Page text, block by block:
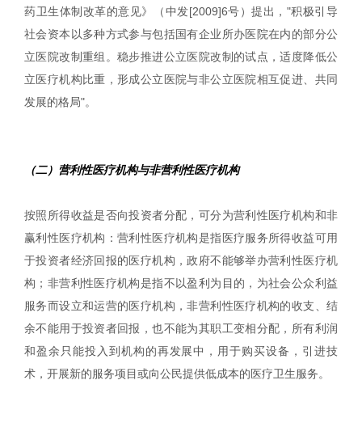
药卫生体制改革的意见》（中发[2009]6号）提出，"积极引导
社会资本以多种方式参与包括国有企业所办医院在内的部分公
立医院改制重组。稳步推进公立医院改制的试点，适度降低公
立医疗机构比重，形成公立医院与非公立医院相互促进、共同
发展的格局"。
（二）营利性医疗机构与非营利性医疗机构
按照所得收益是否向投资者分配，可分为营利性医疗机构和非
赢利性医疗机构：营利性医疗机构是指医疗服务所得收益可用
于投资者经济回报的医疗机构，政府不能够举办营利性医疗机
构；非营利性医疗机构是指不以盈利为目的，为社会公众利益
服务而设立和运营的医疗机构，非营利性医疗机构的收支、结
余不能用于投资者回报，也不能为其职工变相分配，所有利润
和盈余只能投入到机构的再发展中，用于购买设备，引进技
术，开展新的服务项目或向公民提供低成本的医疗卫生服务。